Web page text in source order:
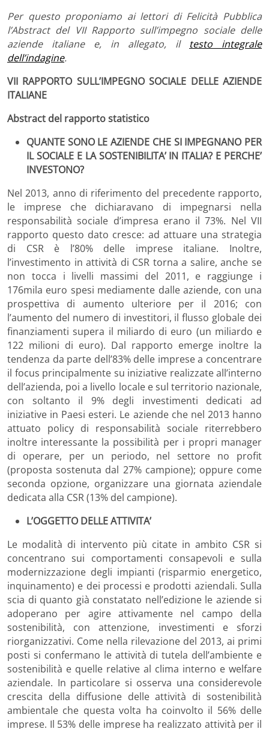
Per questo proponiamo ai lettori di Felicità Pubblica
l’Abstract del VII Rapporto sull’impegno sociale delle
aziende italiane e, in allegato, il testo integrale
dell’indagine.
VII RAPPORTO SULL’IMPEGNO SOCIALE DELLE AZIENDE
ITALIANE
Abstract del rapporto statistico
QUANTE SONO LE AZIENDE CHE SI IMPEGNANO PER
IL SOCIALE E LA SOSTENIBILITA’ IN ITALIA? E PERCHE’
INVESTONO?
Nel 2013, anno di riferimento del precedente rapporto,
le imprese che dichiaravano di impegnarsi nella
responsabilità sociale d’impresa erano il 73%. Nel VII
rapporto questo dato cresce: ad attuare una strategia
di CSR è l’80% delle imprese italiane. Inoltre,
l’investimento in attività di CSR torna a salire, anche se
non tocca i livelli massimi del 2011, e raggiunge i
176mila euro spesi mediamente dalle aziende, con una
prospettiva di aumento ulteriore per il 2016; con
l’aumento del numero di investitori, il flusso globale dei
finanziamenti supera il miliardo di euro (un miliardo e
122 milioni di euro). Dal rapporto emerge inoltre la
tendenza da parte dell’83% delle imprese a concentrare
il focus principalmente su iniziative realizzate all’interno
dell’azienda, poi a livello locale e sul territorio nazionale,
con soltanto il 9% degli investimenti dedicati ad
iniziative in Paesi esteri. Le aziende che nel 2013 hanno
attuato policy di responsabilità sociale riterrebbero
inoltre interessante la possibilità per i propri manager
di operare, per un periodo, nel settore no profit
(proposta sostenuta dal 27% campione); oppure come
seconda opzione, organizzare una giornata aziendale
dedicata alla CSR (13% del campione).
L’OGGETTO DELLE ATTIVITA’
Le modalità di intervento più citate in ambito CSR si
concentrano sui comportamenti consapevoli e sulla
modernizzazione degli impianti (risparmio energetico,
inquinamento) e dei processi e prodotti aziendali. Sulla
scia di quanto già constatato nell’edizione le aziende si
adoperano per agire attivamente nel campo della
sostenibilità, con attenzione, investimenti e sforzi
riorganizzativi. Come nella rilevazione del 2013, ai primi
posti si confermano le attività di tutela dell’ambiente e
sostenibilità e quelle relative al clima interno e welfare
aziendale. In particolare si osserva una considerevole
crescita della diffusione delle attività di sostenibilità
ambientale che questa volta ha coinvolto il 56% delle
imprese. Il 53% delle imprese ha realizzato attività per il